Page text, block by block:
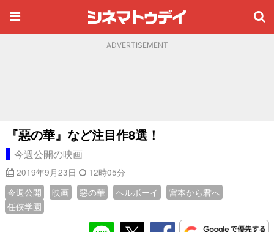
ADVERTISEMENT
『惡の華』など注目作8選！
今週公開の映画
2019年9月23日
12時05分
今週公開
映画 惡の華 ヘルボーイ
宮本から君へ
任侠学園